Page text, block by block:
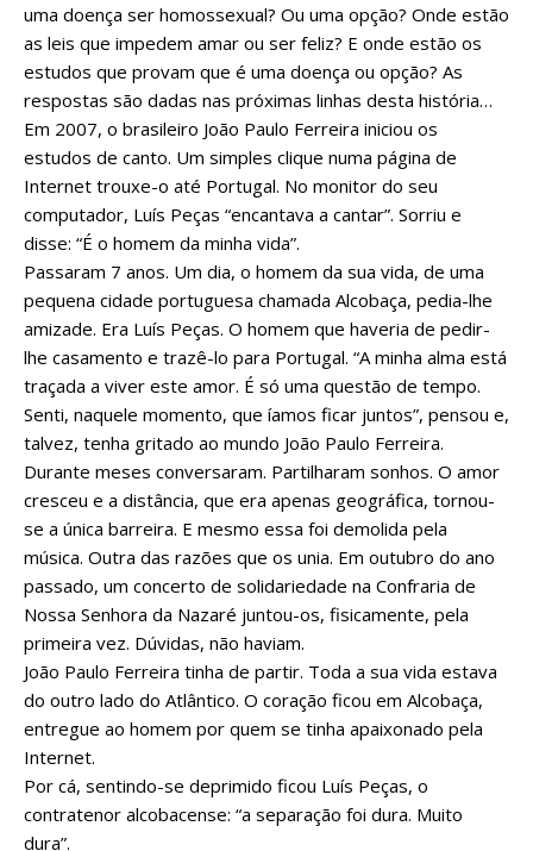
uma doença ser homossexual? Ou uma opção? Onde estão
as leis que impedem amar ou ser feliz? E onde estão os
estudos que provam que é uma doença ou opção? As
respostas são dadas nas próximas linhas desta história…
Em 2007, o brasileiro João Paulo Ferreira iniciou os
estudos de canto. Um simples clique numa página de
Internet trouxe-o até Portugal. No monitor do seu
computador, Luís Peças “encantava a cantar”. Sorriu e
disse: “É o homem da minha vida”.
Passaram 7 anos. Um dia, o homem da sua vida, de uma
pequena cidade portuguesa chamada Alcobaça, pedia-lhe
amizade. Era Luís Peças. O homem que haveria de pedir-
lhe casamento e trazê-lo para Portugal. “A minha alma está
traçada a viver este amor. É só uma questão de tempo.
Senti, naquele momento, que íamos ficar juntos”, pensou e,
talvez, tenha gritado ao mundo João Paulo Ferreira.
Durante meses conversaram. Partilharam sonhos. O amor
cresceu e a distância, que era apenas geográfica, tornou-
se a única barreira. E mesmo essa foi demolida pela
música. Outra das razões que os unia. Em outubro do ano
passado, um concerto de solidariedade na Confraria de
Nossa Senhora da Nazaré juntou-os, fisicamente, pela
primeira vez. Dúvidas, não haviam.
João Paulo Ferreira tinha de partir. Toda a sua vida estava
do outro lado do Atlântico. O coração ficou em Alcobaça,
entregue ao homem por quem se tinha apaixonado pela
Internet.
Por cá, sentindo-se deprimido ficou Luís Peças, o
contratenor alcobacense: “a separação foi dura. Muito
dura”.